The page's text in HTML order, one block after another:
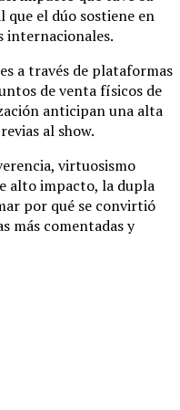
el dúo sostiene en
internacionales.
a través de plataformas
de venta físicos de
anticipan una alta
al show.
virtuosismo
alto impacto, la dupla
por qué se convirtió
más comentadas y